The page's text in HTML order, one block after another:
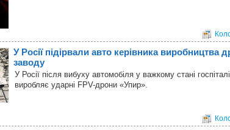
У Росії підірвали авто керівника виробництва
заводу
У Росії після вибуху автомобіля у важкому стані
виробляє ударні FPV-дрони «Упир».